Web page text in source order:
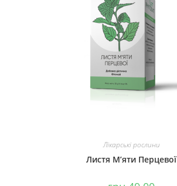
Лікарські рослини
Листя М’яти Перцевої